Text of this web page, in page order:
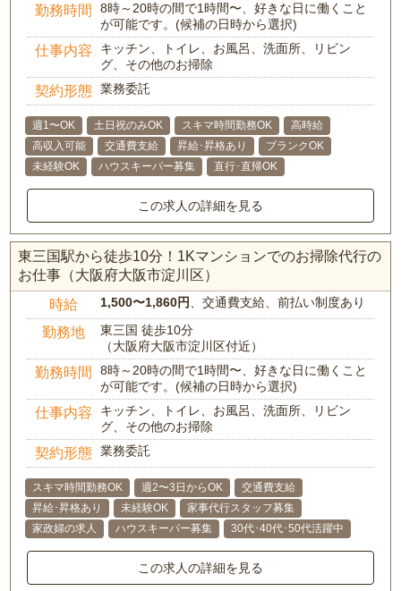
勤務時間
8時～20時の間で1時間〜、好きな日に働くこと
が可能です。(候補の日時から選択)
仕事内容
キッチン、トイレ、お風呂、洗面所、リビン
グ、その他のお掃除
契約形態 業務委託
週1〜OK 土日祝のみOK スキマ時間勤務OK
高時給
高収入可能
交通費支給 昇給･昇格あり
ブランクOK
未経験OK
ハウスキーパー募集 直行･直帰OK
この求人の詳細を見る
東三国駅から徒歩10分！1Kマンションでのお掃除代行の
お仕事（大阪府大阪市淀川区）
時給 1,500〜1,860円 、交通費支給、前払い制度あり
勤務地
東三国 徒歩10分
（大阪府大阪市淀川区付近）
勤務時間
8時～20時の間で1時間〜、好きな日に働くこと
が可能です。(候補の日時から選択)
仕事内容
キッチン、トイレ、お風呂、洗面所、リビン
グ、その他のお掃除
契約形態 業務委託
スキマ時間勤務OK 週2〜3日からOK
交通費支給
昇給･昇格あり
未経験OK
家事代行スタッフ募集
家政婦の求人
ハウスキーパー募集 30代･40代･50代活躍中
この求人の詳細を見る